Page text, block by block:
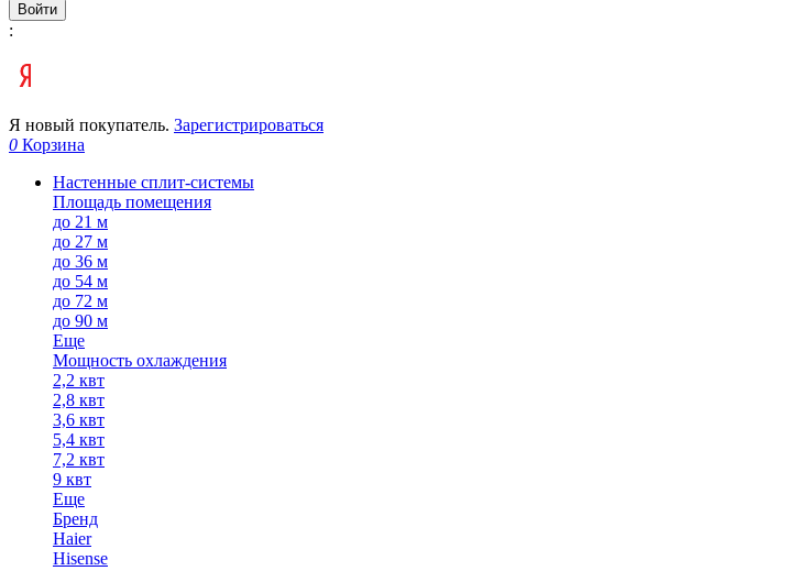
Войти
:
Я новый покупатель. Зарегистрироваться
0 Корзина
Настенные сплит-системы
Площадь помещения
до 21 м
до 27 м
до 36 м
до 54 м
до 72 м
до 90 м
Еще
Мощность охлаждения
2,2 квт
2,8 квт
3,6 квт
5,4 квт
7,2 квт
9 квт
Еще
Бренд
Haier
Hisense